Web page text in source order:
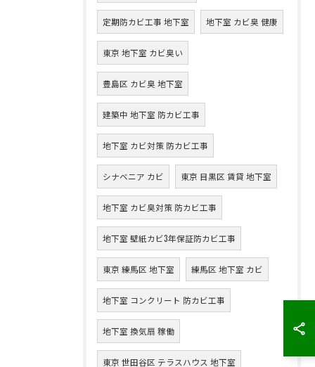
定期防カビ工事 地下室 地下室 カビ臭 健康
東京 地下室 カビ臭い
豊島区 カビ臭 地下室
建築中 地下室 防カビ工事
地下室 カビ対策 防カビ工事
シナベニア カビ 東京 目黒区 賃貸 地下室
地下室 カビ臭対策 防カビ工事
地下室 壁紙カビ3年保証防カビ工事
東京 練馬区 地下室 練馬区 地下室 カビ
地下室 コンクリート 防カビ工事
地下室 換気扇 稼働
東京 世田谷区 テラスハウス 地下室